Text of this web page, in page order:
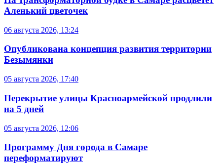
Аленький цветочек
06 августа 2026, 13:24
Опубликована концепция развития территории
Безымянки
05 августа 2026, 17:40
Перекрытие улицы Красноармейской продлили
на 5 дней
05 августа 2026, 12:06
Программу Дня города в Самаре
переформатируют